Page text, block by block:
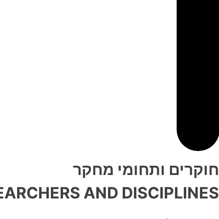
חוקרים ותחומי מחקר
AND DISCIPLINES